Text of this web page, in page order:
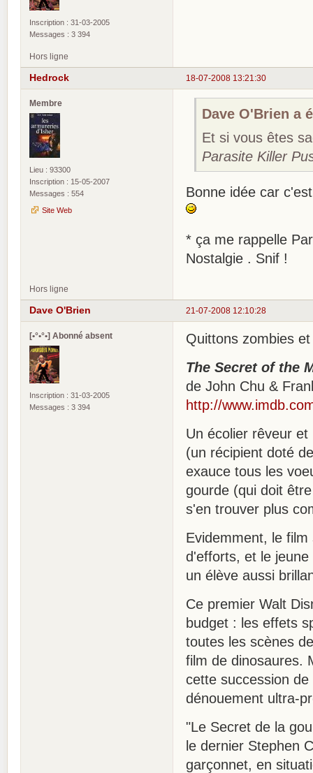
Inscription : 31-03-2005
Messages : 3 394
Hors ligne
18-07-2008 13:21:30
Hedrock
Membre
Lieu : 93300
Inscription : 15-05-2007
Messages : 554
Site Web
Dave O'Brien a
Et si vous êtes
Parasite Killer
Bonne idée car
* ça me rappelle
Nostalgie . Snif !
Hors ligne
21-07-2008 12:10:28
Dave O'Brien
[•°•°•] Abonné absent
Inscription : 31-03-2005
Messages : 3 394
Quittons zombies
The Secret of the
de John Chu &
http://
Un écolier rêveur
(un récipient doté
exauce tous les
gourde (qui doit
s'en trouver plus
Evidemment, le
d'efforts, et le
un élève aussi
Ce premier Walt
budget : les effets
toutes les scènes
film de dinosaures.
cette succession
dénouement ultra-
"Le Secret de la
le dernier Stephen
garçonnet, en